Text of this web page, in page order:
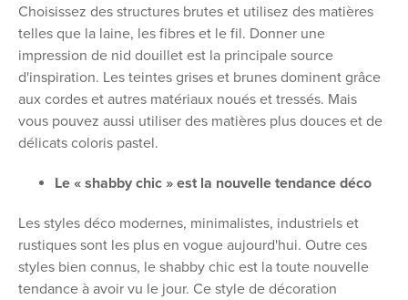
Choisissez des structures brutes et utilisez des matières
telles que la laine, les fibres et le fil. Donner une
impression de nid douillet est la principale source
d'inspiration. Les teintes grises et brunes dominent grâce
aux cordes et autres matériaux noués et tressés. Mais
vous pouvez aussi utiliser des matières plus douces et de
délicats coloris pastel.
Le « shabby chic » est la nouvelle tendance déco
Les styles déco modernes, minimalistes, industriels et
rustiques sont les plus en vogue aujourd'hui. Outre ces
styles bien connus, le shabby chic est la toute nouvelle
tendance à avoir vu le jour. Ce style de décoration